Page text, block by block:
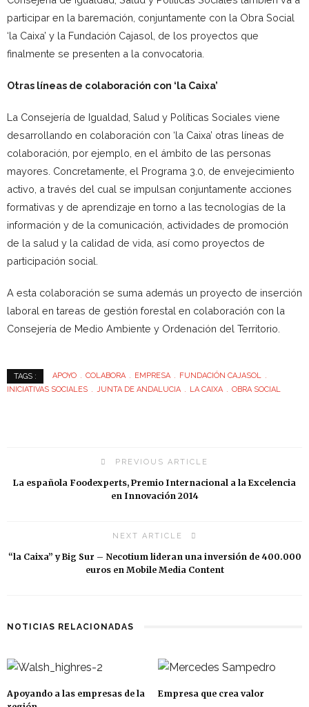
participar en la baremación, conjuntamente con la Obra Social
‘la Caixa’ y la Fundación Cajasol, de los proyectos que
finalmente se presenten a la convocatoria.
Otras líneas de colaboración con ‘la Caixa’
La Consejería de Igualdad, Salud y Políticas Sociales viene
desarrollando en colaboración con ‘la Caixa’ otras líneas de
colaboración, por ejemplo, en el ámbito de las personas
mayores. Concretamente, el Programa 3.0, de envejecimiento
activo, a través del cual se impulsan conjuntamente acciones
formativas y de aprendizaje en torno a las tecnologías de la
información y de la comunicación, actividades de promoción
de la salud y la calidad de vida, así como proyectos de
participación social.
A esta colaboración se suma además un proyecto de inserción
laboral en tareas de gestión forestal en colaboración con la
Consejería de Medio Ambiente y Ordenación del Territorio.
TAGS : APOYO COLABORA EMPRESA
FUNDACIÓN CAJASOL
INICIATIVAS SOCIALES
JUNTA DE ANDALUCIA LA CAIXA OBRA SOCIAL
PREVIOUS ARTICLE
La española Foodexperts, Premio Internacional a la Excelencia
en Innovación 2014
NEXT ARTICLE
“la Caixa” y Big Sur – Necotium lideran una inversión de 400.000
euros en Mobile Media Content
NOTICIAS RELACIONADAS
Apoyando a las empresas de la
Empresa que crea valor